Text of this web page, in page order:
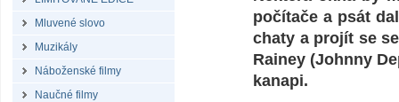
Mluvené slovo
Muzikály
Náboženské filmy
Naučné filmy
počítače a psát
chaty a projít se
Rainey (Johnny
kanapi.